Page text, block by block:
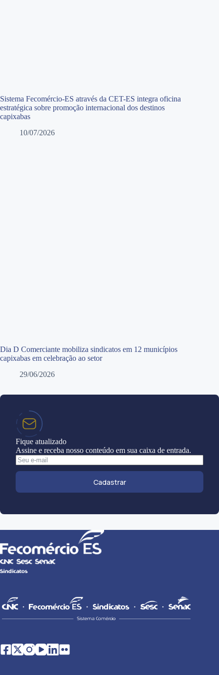
Sistema Fecomércio-ES através da CET-ES integra oficina
estratégica sobre promoção internacional dos destinos
capixabas
10/07/2026
Dia D Comerciante mobiliza sindicatos em 12 municípios
capixabas em celebração ao setor
29/06/2026
Fique atualizado
Assine e receba nosso conteúdo em sua caixa de entrada.
Cadastrar